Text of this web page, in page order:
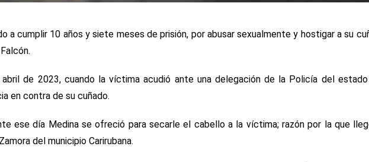
a cumplir 10 años y siete meses de prisión, por abusar sexualmente y hostigar a su
de 2023, cuando la víctima acudió ante una delegación de la Policía del
en contra de su cuñado.
ese día Medina se ofreció para secarle el cabello a la víctima; razón por la que
del municipio Carirubana.